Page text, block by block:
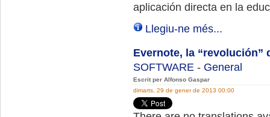
aplicación directa en la
Llegiu-ne més...
Evernote, la “revolución”
SOFTWARE - General
Escrit per Alfonso Gaspar
dimarts, 29 de gener de 2013 00:00